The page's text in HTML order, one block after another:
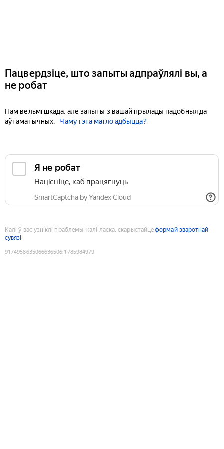
Пацвердзіце, што запыты адпраўлялі вы, а
не робат
Нам вельмі шкада, але запыты з вашай прылады падобныя да
аўтаматычных.
Чаму гэта магло адбыцца?
Я не робат
Націсніце, каб працягнуць
SmartCaptcha by Yandex Cloud
Калі ў вас узніклі праблемы, калі ласка, скарыстайцеформай зваротнай
сувязі
9174958635066636506:1785984979